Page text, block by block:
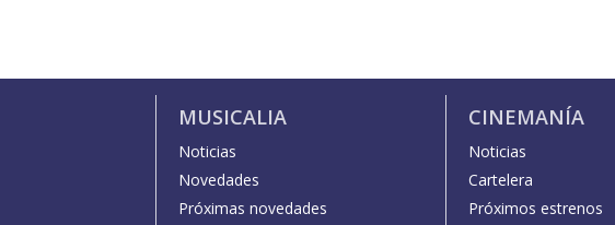
MUSICALIA
Noticias
Novedades
Próximas novedades
CINEMANÍA
Noticias
Cartelera
Próximos estrenos